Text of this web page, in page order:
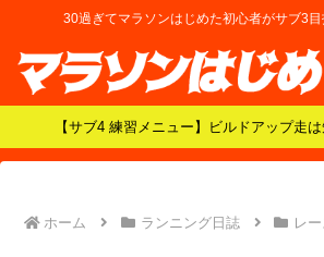
30過ぎてマラソンはじめた初心者がサブ3目
【サブ4 練習メニュー】ビルドアップ走
ホーム ランニング日誌 レ